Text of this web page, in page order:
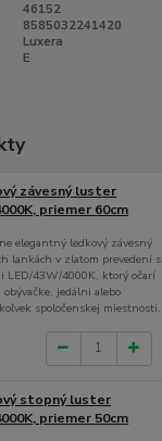
46152
8585032241420
Luxera
E
závesný luster
priemer 60cm
elegantný ledkový závesný
lankách v zlatom prevedení s
LED/43W/4000K, ktorý očarí
obývačke, jedálni alebo
spoločenskej miestnosti.
stopný luster
priemer 50cm